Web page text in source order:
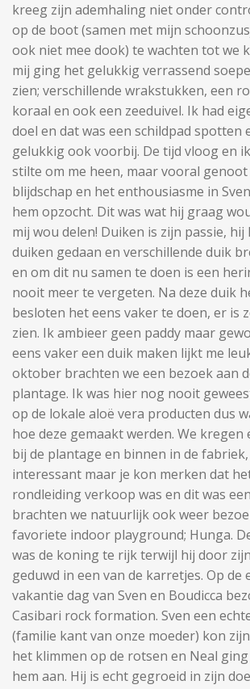
kreeg zijn ademhaling niet onder
op de boot (samen met mijn
ook niet mee dook) te wachten tot we
mij ging het gelukkig verrassend
zien; verschillende wrakstukken, een
koraal en ook een zeeduivel. Ik had
doel en dat was een schildpad spotten
gelukkig ook voorbij. De tijd vloog en
stilte om me heen, maar vooral genoot
blijdschap en het enthousiasme in
hem opzocht. Dit was wat hij graag
mij wou delen! Duiken is zijn passie, hij
duiken gedaan en verschillende duik
en om dit nu samen te doen is een
nooit meer te vergeten. Na deze duik
besloten het eens vaker te doen, er is
zien. Ik ambieer geen paddy maar
eens vaker een duik maken lijkt me
oktober brachten we een bezoek aan
plantage. Ik was hier nog nooit
op de lokale aloë vera producten dus
hoe deze gemaakt werden. We
bij de plantage en binnen in de
interessant maar je kon merken dat
rondleiding verkoop was en dit was
brachten we natuurlijk ook weer
favoriete indoor playground; Hunga.
was de koning te rijk terwijl hij door
geduwd in een van de karretjes. Op de
vakantie dag van Sven en Boudicca
Casibari rock formation. Sven een
(familie kant van onze moeder) kon
het klimmen op de rotsen en Neal
hem aan. Hij is echt gegroeid in zijn